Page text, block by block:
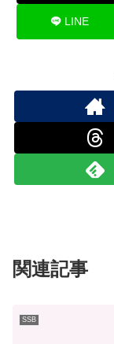
LINE
関連記事
SSB